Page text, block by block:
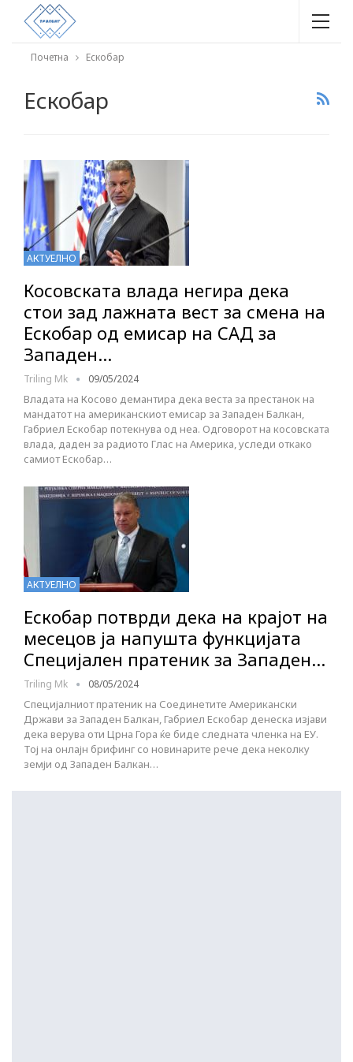
Почетна Ескобар
Ескобар
АКТУЕЛНО
Косовската влада негира дека
стои зад лажната вест за смена на
Ескобар од емисар на САД за
Западен…
Triling Mk 09/05/2024
Владата на Косово демантира дека веста за престанок на
мандатот на американскиот емисар за Западен Балкан,
Габриел Ескобар потекнува од неа. Одговорот на косовската
влада, даден за радиото Глас на Америка, уследи откако
самиот Ескобар…
АКТУЕЛНО
Ескобар потврди дека на крајот на
месецов ја напушта функцијата
Специјален пратеник за Западен…
Triling Mk 08/05/2024
Специјалниот пратеник на Соединетите Американски
Држави за Западен Балкан, Габриел Ескобар денеска изјави
дека верува оти Црна Гора ќе биде следната членка на ЕУ.
Тој на онлајн брифинг со новинарите рече дека неколку
земји од Западен Балкан…